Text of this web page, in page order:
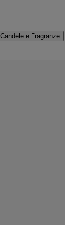
Candele e Fragranze